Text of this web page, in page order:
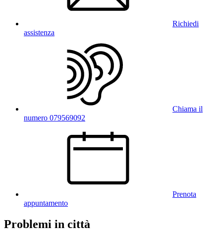
Richiedi
assistenza
Chiama il
numero 079569092
Prenota
appuntamento
Problemi in città